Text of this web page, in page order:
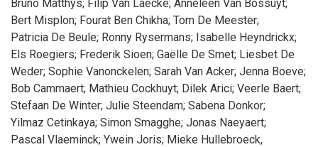
Bruno Matthys; Filip Van Laecke; Anneleen Van Bossuyt;
Bert Misplon; Fourat Ben Chikha; Tom De Meester;
Patricia De Beule; Ronny Rysermans; Isabelle Heyndrickx;
Els Roegiers; Frederik Sioen; Gaëlle De Smet; Liesbet De
Weder; Sophie Vanonckelen; Sarah Van Acker; Jenna Boeve;
Bob Cammaert; Mathieu Cockhuyt; Dilek Arici; Veerle Baert;
Stefaan De Winter; Julie Steendam; Sabena Donkor;
Yilmaz Cetinkaya; Simon Smagghe; Jonas Naeyaert;
Pascal Vlaeminck; Ywein Joris; Mieke Hullebroeck,